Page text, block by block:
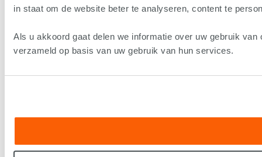
in staat om de website beter te analyseren, content te
Als u akkoord gaat delen we informatie over uw gebruik
verzameld op basis van uw gebruik van hun services.